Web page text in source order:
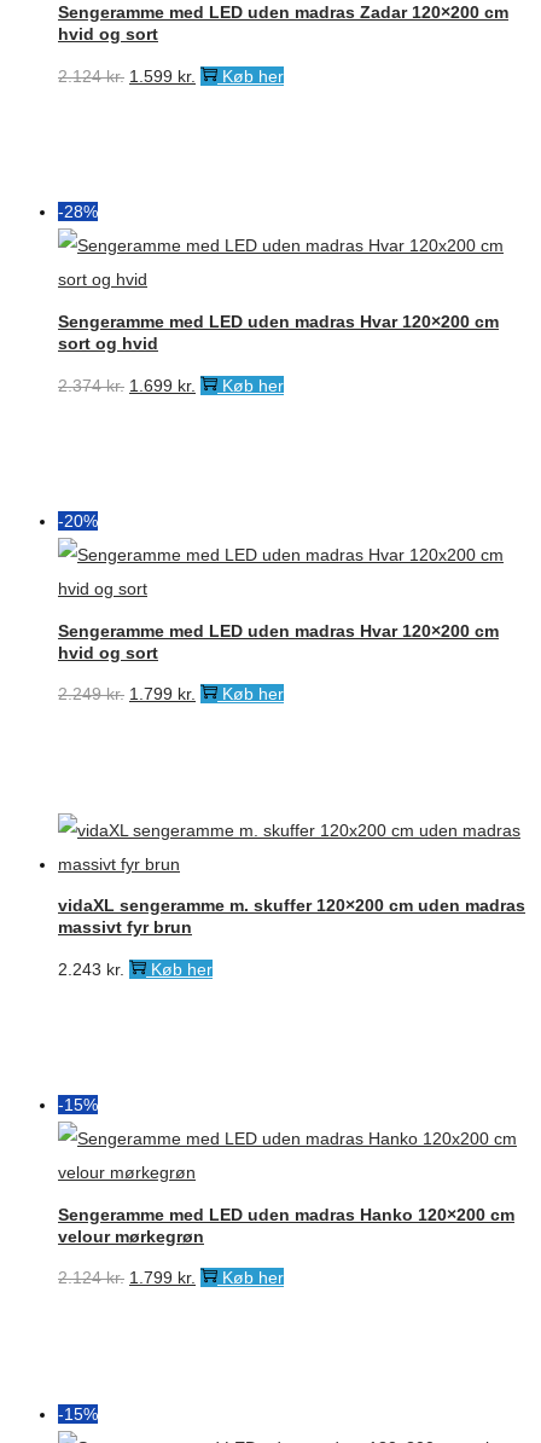
Sengeramme med LED uden madras Zadar 120×200 cm
hvid og sort
2.124kr. Den
1.599 kr. DenKøb her
-28%
Sengeramme med LED uden madras Hvar 120×200 cm
sort og hvid
2.374kr. Den
1.699 kr. DenKøb her
-20%
Sengeramme med LED uden madras Hvar 120×200 cm
hvid og sort
2.249kr. Den
2.249 kr..
1.799 kr. Den
1.799 kr..
Køb her
vidaXL sengeramme m. skuffer 120×200 cm uden madras
massivt fyr brun
2.243 kr. Køb her
-15%
Sengeramme med LED uden madras Hanko 120×200 cm
velour mørkegrøn
2.124kr. Den
1.799 kr. DenKøb her
-15%